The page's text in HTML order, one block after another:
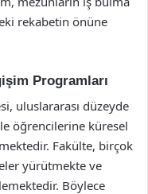
rekabetin önüne
Programları
uluslararası düzeyde
öğrencilerine küresel
Fakülte, birçok
yürütmekte ve
Böylece